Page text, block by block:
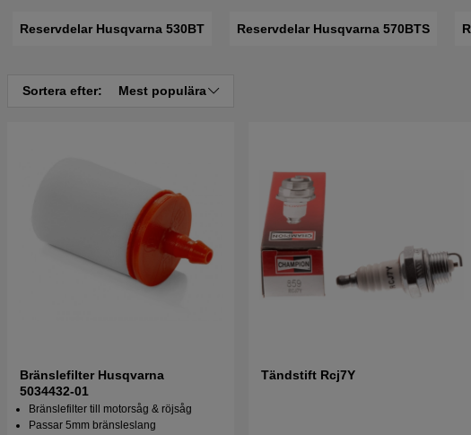
Reservdelar Husqvarna 530BT Reservdelar Husqvarna 570BTS
Sortera efter: Mest populära
Bränslefilter Husqvarna
5034432-01
Bränslefilter till motorsåg & röjsåg
Passar 5mm bränsleslang
Tändstift Rcj7Y